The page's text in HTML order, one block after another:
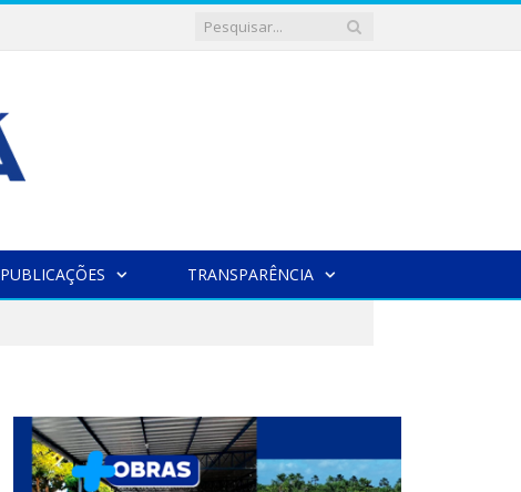
PUBLICAÇÕES TRANSPARÊNCIA